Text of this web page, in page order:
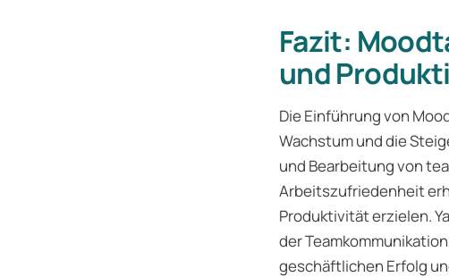
Fazit:
und
Die Einführung von
Wachstum und die
und Bearbeitung von
Arbeitszufriedenheit
Produktivität erzielen.
der
geschäftlichen Erfolg